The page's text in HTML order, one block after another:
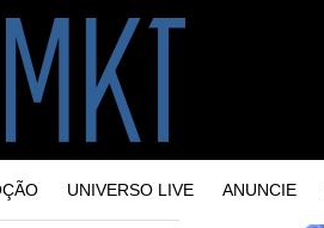
UNIVERSO LIVE ANUNCIE